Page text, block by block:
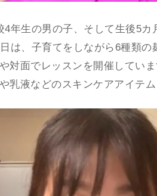
年生の男の子、そして生後5
は、子育てをしながら6種類の
対面でレッスンを開催してい
乳液などのスキンケアアイテ